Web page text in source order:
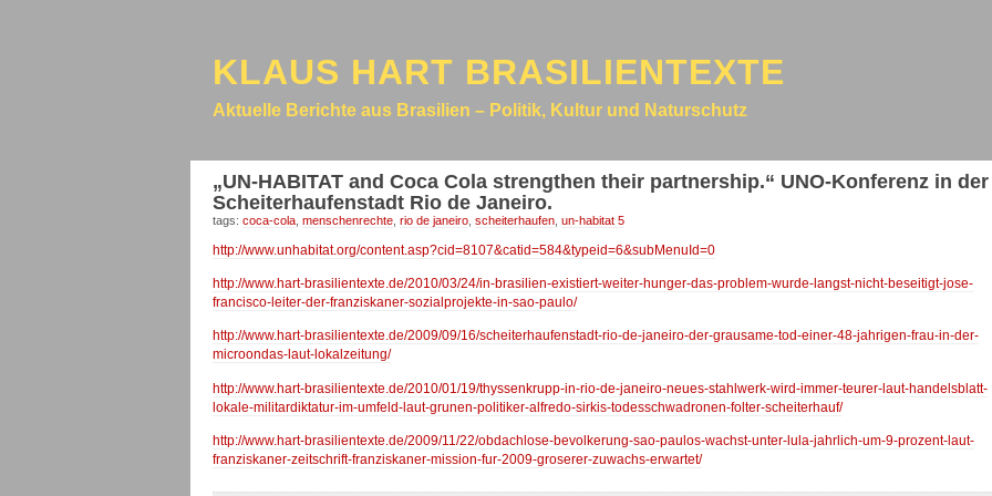
KLAUS HART BRASILIENTEXTE
Aktuelle Berichte aus Brasilien – Politik, Kultur und Naturschutz
„UN-HABITAT and Coca Cola strengthen their partnership.“ UNO-Konferenz in der
Scheiterhaufenstadt Rio de Janeiro.
tags: coca-cola menschenrechte rio de janeiro scheiterhaufen un-habitat 5
http://www.unhabitat.org/content.asp?cid=8107&catid=584&typeid=6&subMenuId=0
http://www.hart-brasilientexte.de/2010/03/24/in-brasilien-existiert-weiter-hunger-das-problem-wurde-langst-nicht-beseitigt-jose-
francisco-leiter-der-franziskaner-sozialprojekte-in-sao-paulo/
http://www.hart-brasilientexte.de/2009/09/16/scheiterhaufenstadt-rio-de-janeiro-der-grausame-tod-einer-48-jahrigen-frau-in-der-
microondas-laut-lokalzeitung/
http://www.hart-brasilientexte.de/2010/01/19/thyssenkrupp-in-rio-de-janeiro-neues-stahlwerk-wird-immer-teurer-laut-handelsblatt-
lokale-militardiktatur-im-umfeld-laut-grunen-politiker-alfredo-sirkis-todesschwadronen-folter-scheiterhauf/
http://www.hart-brasilientexte.de/2009/11/22/obdachlose-bevolkerung-sao-paulos-wachst-unter-lula-jahrlich-um-9-prozent-laut-
franziskaner-zeitschrift-franziskaner-mission-fur-2009-groserer-zuwachs-erwartet/